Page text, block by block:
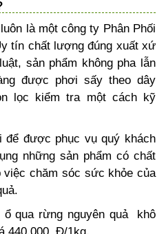
là một công ty Phân Phối
tín chất lượng đúng xuất xứ
sản phẩm không pha lẫn
được phơi sấy theo dây
lọc kiểm tra một cách kỹ
để được phục vụ quý khách
những sản phẩm có chất
việc chăm sóc sức khỏe của
ổ qua rừng nguyên quả khô
440.000 Đ/1kg.